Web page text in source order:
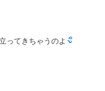
ってきちゃうのよ